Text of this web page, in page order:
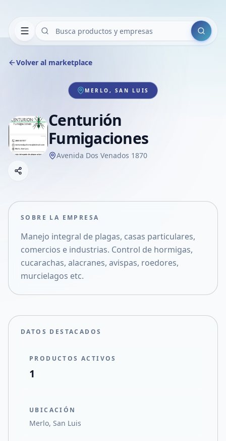
Buscar
Volver al marketplace
MERLO, SAN LUIS
Centurión
Fumigaciones
Avenida Dos Venados 1870
Compartir empresa
Compartir en X
SOBRE LA EMPRESA
Manejo integral de plagas, casas particulares,
comercios e industrias. Control de hormigas,
cucarachas, alacranes, avispas, roedores,
murcielagos etc.
DATOS DESTACADOS
PRODUCTOS ACTIVOS
1
UBICACIÓN
Merlo, San Luis